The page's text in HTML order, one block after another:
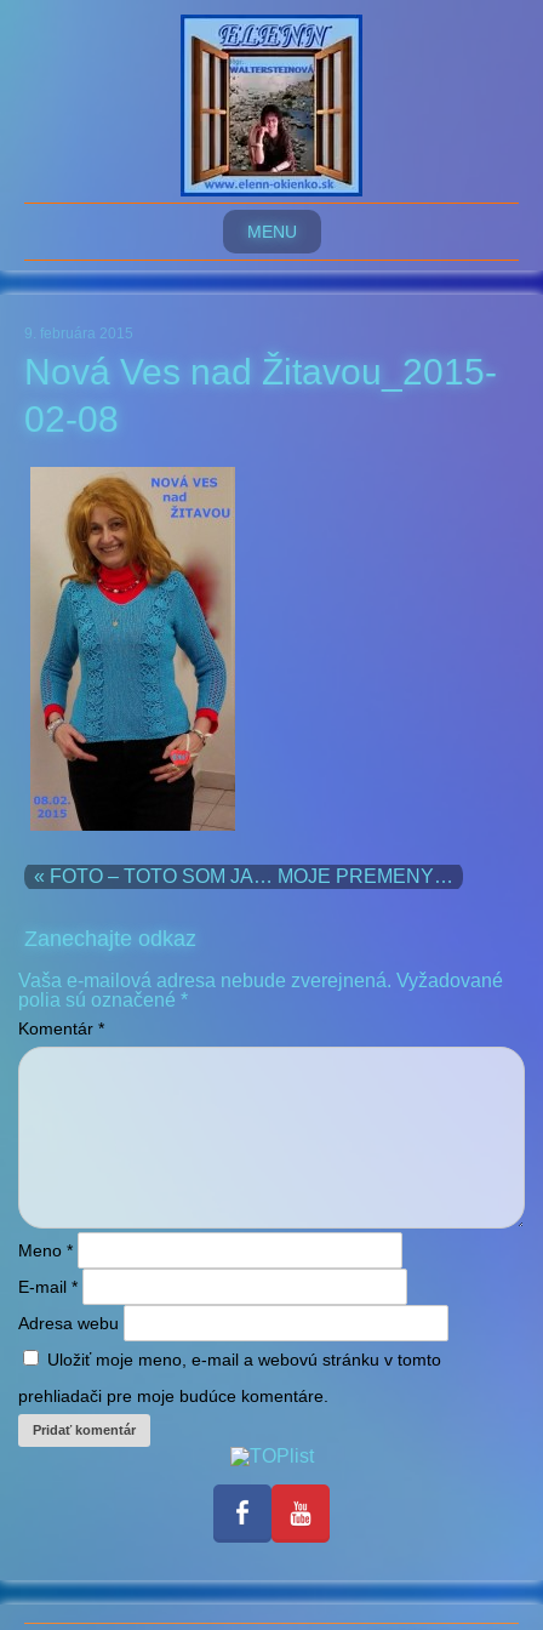
MENU
9. februára 2015
Nová Ves nad Žitavou_2015-
02-08
« FOTO – TOTO SOM JA… MOJE PREMENY…
Zanechajte odkaz
Vaša e-mailová adresa nebude zverejnená. Vyžadované
polia sú označené *
Komentár *
Meno *
E-mail *
Adresa webu
Uložiť moje meno, e-mail a webovú stránku v tomto
prehliadači pre moje budúce komentáre.